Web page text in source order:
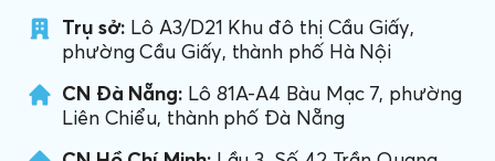
Trụ sở: Lô A3/D21 Khu đô thị Cầu Giấy,
phường Cầu Giấy, thành phố Hà Nội
CN Đà Nẵng: Lô 81A-A4 Bàu Mạc 7, phường
Liên Chiểu, thành phố Đà Nẵng